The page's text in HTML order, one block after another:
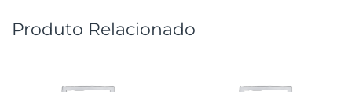
Produto Relacionado